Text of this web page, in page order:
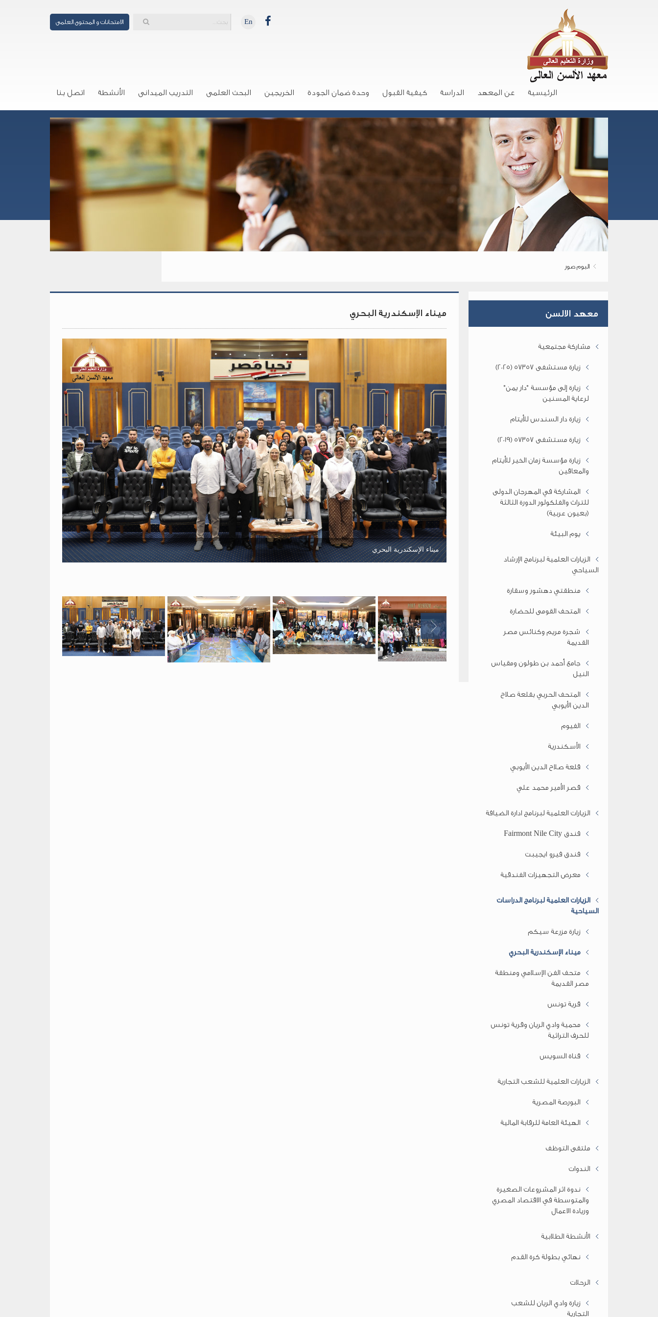
الامتحانات و المحتوى العلمى En
الرئيسية عن المعهد الدراسة كيفية القبول وحدة ضمان الجودة الخريجين البحث العلمى التدريب الميدانى الأنشطة اتصل بنا
البوم صور
معهد الالسن
مشاركة مجتمعية
زيارة مستشفى 57357 (2025)
زيارة إلى مؤسسة "دار يمن"
لرعاية المسنين
زيارة دار السندس للأيتام
زيارة مستشفى 57357 (2019)
زيارة مؤسسة زمان الخير للأيتام
والمعاقين
المشاركة في المهرجان الدولى
للتراث والفلكولور الدورة الثالثة
(بعيون عربية)
يوم البيئة
الزيارات العلمية لبرنامج الإرشاد
السياحي
منطقتي دهشور وسقارة
المتحف القومى للحضارة
شجرة مريم وكنائس مصر
القديمة
جامع أحمد بن طولون ومقياس
النيل
المتحف الحربي بقلعة صلاح
الدين الأيوبي
الفيوم
الأسكندرية
قلعة صلاح الدين الأيوبي
قصر الأمير محمد علي
الزيارات العلمية لبرنامج ادارة الضيافة
فندق Fairmont Nile City
فندق فيرو ايجيبت
معرض التجهيزات الفندقية
الزيارات العلمية لبرنامج الدراسات
السياحية
زيارة مزرعة سيكم
ميناء الإسكندرية البحري
متحف الفن الإسلامي ومنطقة
مصر القديمة
قرية تونس
محمية وادي الريان وقرية تونس
للحرف التراثية
قناة السويس
الزيارات العلمية للشعب التجارية
البورصة المصرية
الهيئة العامة للرقابة المالية
ملتقى التوظف
الندوات
ندوة اثر المشروعات الصغيرة
والمتوسطة في الاقتصاد المصري
وريادة الاعمال
الأنشطة الطلابية
نهائي بطولة كرة القدم
الرحلات
زيارة وادي الريان للشعب
التجارية
ميناء الإسكندرية البحري
ميناء الإسكندرية البحري